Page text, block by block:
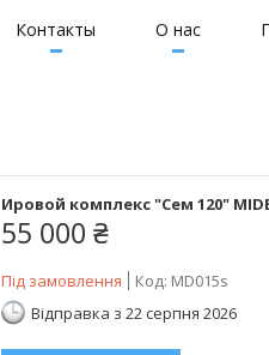
Контакты О нас
Ировой комплекс "Сем 120"
55 000 ₴
Під замовлення Код: MD015s
Відправка з 22 серпня 2026